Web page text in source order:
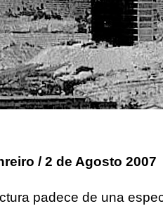
/ 2 de Agosto 2007
padece de una